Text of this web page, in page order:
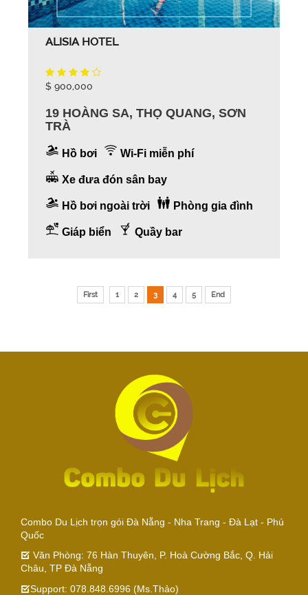
ALISIA HOTEL
$ 900,000
19 HOÀNG SA, THỌ QUANG, SƠN
TRÀ
Hồ bơi Wi-Fi miễn phí
Xe đưa đón sân bay
Hồ bơi ngoài trời Phòng gia đình
Giáp biển Quầy bar
First 1 2 3 4 5 End
Combo Du Lịch trọn gói Đà Nẵng - Nha Trang - Đà Lạt - Phú
Quốc
Văn Phòng: 76 Hàn Thuyên, P. Hoà Cường Bắc, Q. Hải
Châu, TP Đà Nẵng
Support: 078.848.6996 (Ms.Thảo)